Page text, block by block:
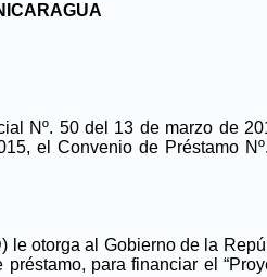
Nº. 50 del 13 de marzo de
el Convenio de Préstamo
le otorga al Gobierno de la
para financiar el